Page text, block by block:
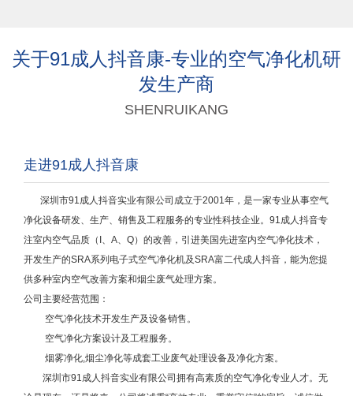
关于91成人抖音康-专业的空气净化机研
发生产商
SHENRUIKANG
走进91成人抖音康
深圳市91成人抖音实业有限公司成立于2001年，是一家专业从事空气
净化设备研发、生产、销售及工程服务的专业性科技企业。91成人抖音专
注室内空气品质（I、A、Q）的改善，引进美国先进室内空气净化技术，
开发生产的SRA系列电子式空气净化机及SRA富二代成人抖音，能为您提
供多种室内空气改善方案和烟尘废气处理方案。
公司主要经营范围：
空气净化技术开发生产及设备销售。
空气净化方案设计及工程服务。
烟雾净化,烟尘净化等成套工业废气处理设备及净化方案。
深圳市91成人抖音实业有限公司拥有高素质的空气净化专业人才。无